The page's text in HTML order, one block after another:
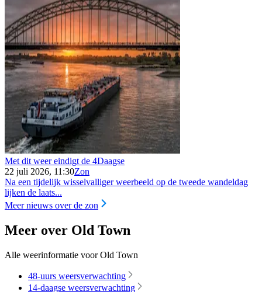
Met dit weer eindigt de 4Daagse
22 juli 2026, 11:30Zon
Na een tijdelijk wisselvalliger weerbeeld op de tweede wandeldag
lijken de laats...
Meer nieuws over de zon
Meer over Old Town
Alle weerinformatie voor Old Town
48-uurs weersverwachting
14-daagse weersverwachting